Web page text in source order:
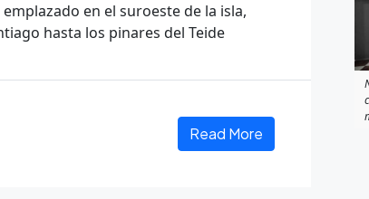
en el suroeste de la isla,
hasta los pinares del Teide
Read More